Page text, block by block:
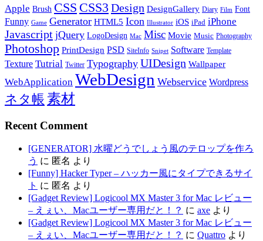
Apple Brush CSS CSS3 Design DesignGallery Diary Film Font
Funny Game Generator HTML5 Icon Illustrator iOS iPad iPhone
Javascript jQuery LogoDesign Mac Misc Movie Music Photography
Photoshop PrintDesign PSD SiteInfo Snipet Software Template
Texture Tutrial Twitter Typography UIDesign Wallpaper
WebApplication WebDesign Webservice Wordpress
ネタ帳 素材
Recent Comment
[GENERATOR] 水曜どうでしょう風のテロップを作ろ
う に 匿名 より
[Funny] Hacker Typer – ハッカー風にタイプできるサイ
ト に 匿名 より
[Gadget Review] Logicool MX Master 3 for Mac レビュー
– えぇい、Macユーザー専用だと！？ に axe より
[Gadget Review] Logicool MX Master 3 for Mac レビュー
– えぇい、Macユーザー専用だと！？ に Quattro より